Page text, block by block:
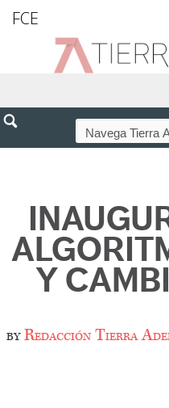
FCE
Y
byRedacción Tierra